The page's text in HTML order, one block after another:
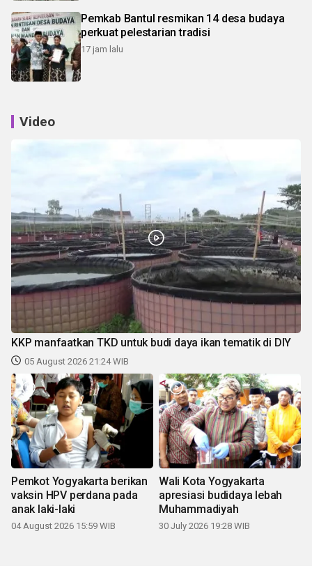
Pemkab Bantul resmikan 14 desa budaya
perkuat pelestarian tradisi
17 jam lalu
Video
KKP manfaatkan TKD untuk budi daya ikan tematik di DIY
05 August 2026 21:24 WIB
Pemkot Yogyakarta berikan
vaksin HPV perdana pada
anak laki-laki
04 August 2026 15:59 WIB
Wali Kota Yogyakarta
apresiasi budidaya lebah
Muhammadiyah
30 July 2026 19:28 WIB